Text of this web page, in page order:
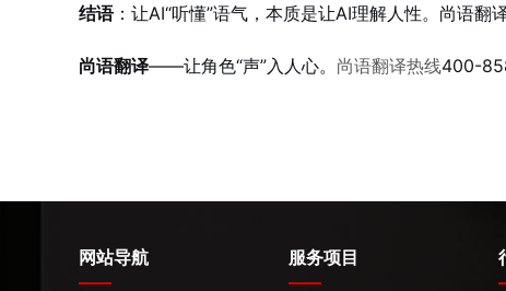
结语：让AI“听懂”语气，本质是让AI理解人性。尚语翻
尚语翻译——让角色“声”入人心。 尚语翻译热线400-
网站导航 服务项目